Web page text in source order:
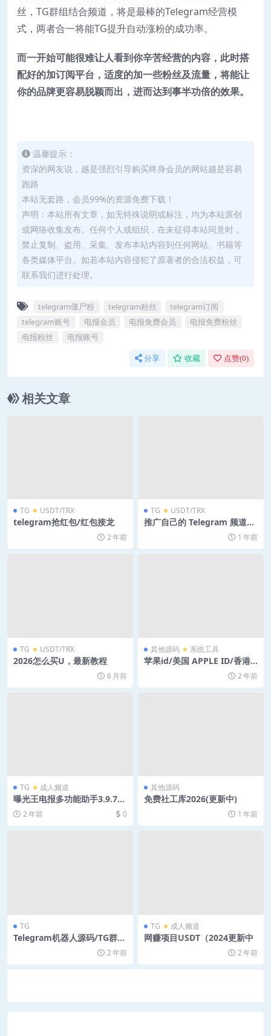
丝，TG群组结合频道，将是最棒的Telegram经营模
式，两者合一将能TG提升自动涨粉的成功率。
而一开始可能很难让人看到你辛苦经营的内容，此时搭
配好的加订阅平台，适度的加一些粉丝及流量，将能让
你的品牌更容易脱颖而出，进而达到事半功倍的效果。
温馨提示：
资深的网友说，越是强烈引导购买终身会员的网站越是容易
跑路
本站无套路，会员99%的资源免费下载！
声明：本站所有文章，如无特殊说明或标注，均为本站原创
或网络收集发布。任何个人或组织，在未征得本站同意时，
禁止复制、盗用、采集、发布本站内容到任何网站、书籍等
各类媒体平台。如若本站内容侵犯了原著者的合法权益，可
联系我们进行处理。
telegram僵尸粉 telegram粉丝
telegram订阅
telegram账号
电报会员 电报免费会员
电报免费粉丝
电报粉丝
电报账号
分享 收藏 点赞(0)
相关文章
TG USDT/TRX
telegram抢红包/红包接龙
2 年前
TG USDT/TRX
推广自己的 Telegram 频道是
1 年前
TG USDT/TRX
2026怎么买U，最新教程
6 月前
其他源码 系统工具
苹果id/美国 APPLE ID/香港A
PPLE ID/韩国APPLE ID/日本
2 年前
TG 成人频道
曝光王电报多功能助手3.9.7最
新版-开心版
2 年前 0
其他源码
免费社工库2026(更新中)
1 年前
TG
Telegram机器人源码/TG群发
机器源码人/TG记账全开源版2 年前
TG 成人频道
网赚项目USDT（2024更新中
2 年前